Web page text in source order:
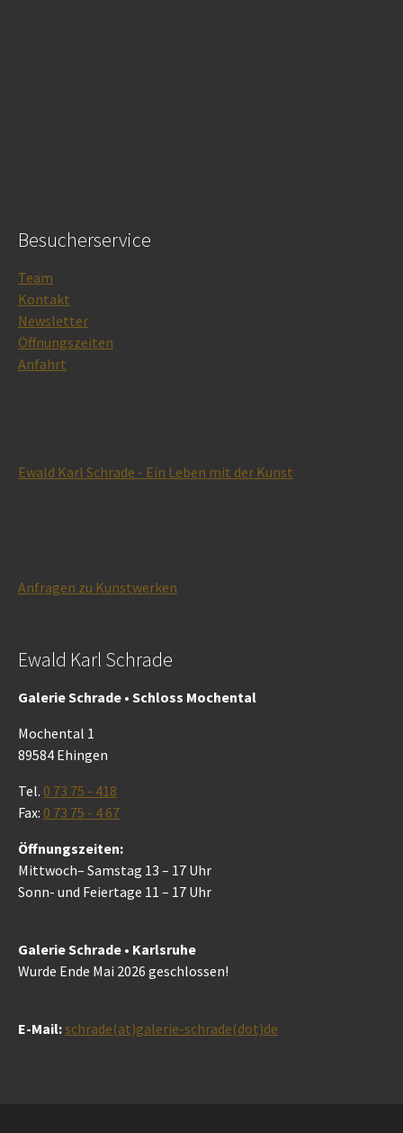
Besucherservice
Team
Kontakt
Newsletter
Öffnungszeiten
Anfahrt
Ewald Karl Schrade - Ein Leben mit der Kunst
Anfragen zu Kunstwerken
Ewald Karl Schrade
Galerie Schrade • Schloss Mochental
Mochental 1
89584 Ehingen
Tel. 0 73 75 - 418
Fax: 0 73 75 - 4 67
Öffnungszeiten:
Mittwoch– Samstag 13 – 17 Uhr
Sonn- und Feiertage 11 – 17 Uhr
Galerie Schrade • Karlsruhe
Wurde Ende Mai 2026 geschlossen!
E-Mail:schrade(at)galerie-schrade(dot)de